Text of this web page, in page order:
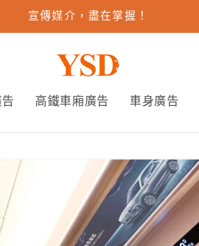
宣傳媒介，盡在掌握！
高鐵車廂廣告 車身廣告